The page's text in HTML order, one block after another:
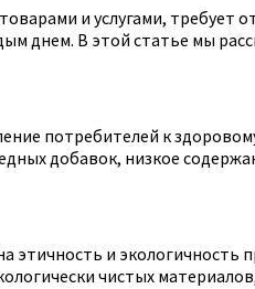
и услугами, требует
днем. В этой статье мы
потребителей к
добавок, низкое
и
чистых